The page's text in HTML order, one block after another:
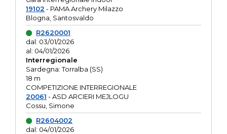
19102 - PAMA Archery Milazzo
Blogna, Santosvaldo
R2620001
dal: 03/01/2026
al: 04/01/2026
Interregionale
Sardegna: Torralba (SS)
18 m
COMPETIZIONE INTERREGIONALE
20061 - ASD ARCIERI MEJLOGU
Cossu, Simone
R2604002
dal: 04/01/2026